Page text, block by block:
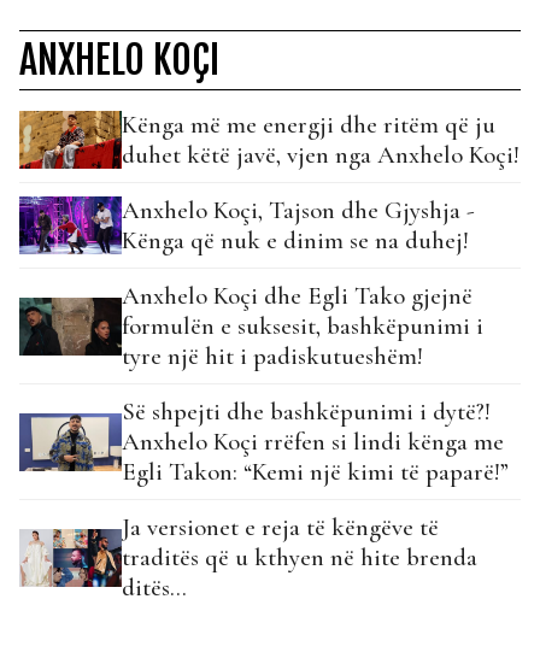
ANXHELO KOÇI
Kënga më me energji dhe ritëm që ju
duhet këtë javë, vjen nga Anxhelo Koçi!
Anxhelo Koçi, Tajson dhe Gjyshja -
Kënga që nuk e dinim se na duhej!
Anxhelo Koçi dhe Egli Tako gjejnë
formulën e suksesit, bashkëpunimi i
tyre një hit i padiskutueshëm!
Së shpejti dhe bashkëpunimi i dytë?!
Anxhelo Koçi rrëfen si lindi kënga me
Egli Takon: “Kemi një kimi të paparë!”
Ja versionet e reja të këngëve të
traditës që u kthyen në hite brenda
ditës...